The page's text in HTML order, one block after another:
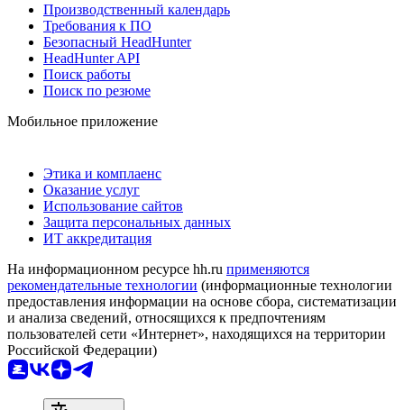
Производственный календарь
Требования к ПО
Безопасный HeadHunter
HeadHunter API
Поиск работы
Поиск по резюме
Мобильное приложение
Этика и комплаенс
Оказание услуг
Использование сайтов
Защита персональных данных
ИТ аккредитация
На информационном ресурсе hh.ru применяются
рекомендательные технологии (информационные технологии
предоставления информации на основе сбора, систематизации
и анализа сведений, относящихся к предпочтениям
пользователей сети «Интернет», находящихся на территории
Российской Федерации)